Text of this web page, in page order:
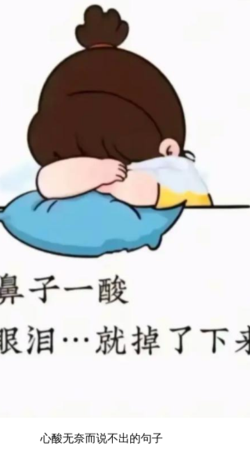
心酸无奈而说不出的句子